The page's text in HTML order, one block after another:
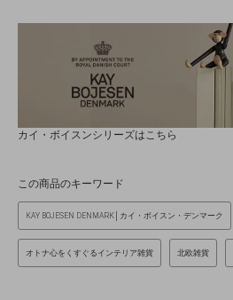
カイ・ボイスンシリーズはこちら
この商品のキーワード
KAY BOJESEN DENMARK│カイ・ボイスン・デンマーク
オトナ心をくすぐるインテリア雑貨 北欧雑貨